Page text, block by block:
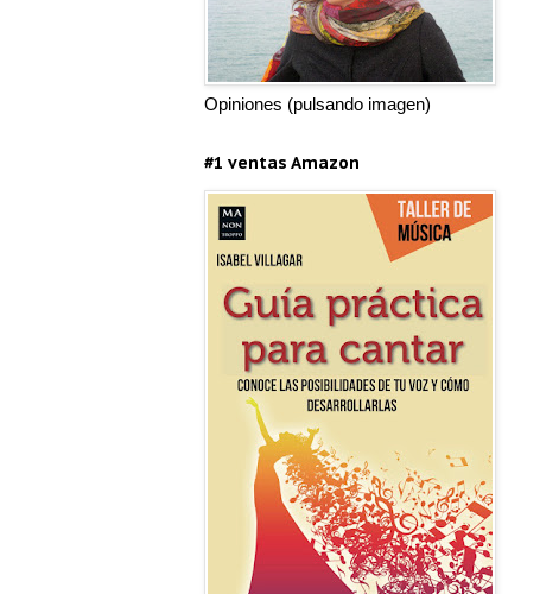
Opiniones (pulsando imagen)
#1 ventas Amazon